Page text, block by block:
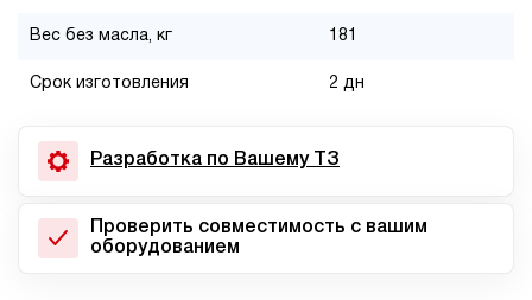
Вес без масла, кг 181
Срок изготовления 2 дн
Разработка по Вашему ТЗ
Проверить совместимость с вашим
оборудованием